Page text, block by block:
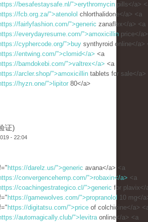
besafestaysafe.nl/">erythromycin pills</a>
fcb.org.za/">atenolol chlorthalidone</a> <a
fairlyfashion.com/">generic zanaflex</a> <a
everydayresume.com/">amoxicillin price</
cyphercode.org/">buy synthyroid online</a>
entwing.com/">clomid</a> <a
bamdokebi.com/">valtrex</a> <a
arcler.shop/">amoxicillin tablets for sale</a>
hyzn.one/">lipitor 80</a>
证)
- 22:04
https://darelz.us/">generic avana</a> <a
convergencehemp.com/">robaxin</a> <a
coachingestrategico.cl/">generic for plavix</
https://gamewolves.com/">propranolol 10 mg</
https://digitatsu.com/">price of colchicine</a>
automagically.club/">levitraonline</a> <a